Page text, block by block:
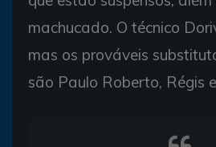
machucado. O técnico
mas os prováveis
são Paulo Roberto, Régis